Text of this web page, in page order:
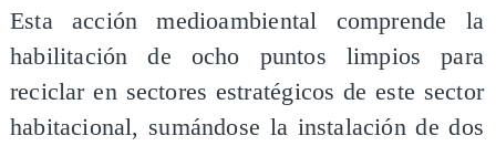
Esta acción medioambiental comprende la
habilitación de ocho puntos limpios para
reciclar en sectores estratégicos de este sector
habitacional, sumándose la instalación de dos